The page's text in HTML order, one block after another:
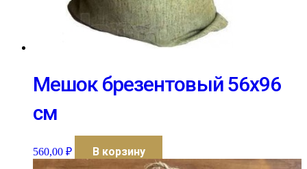
Мешок брезентовый 56х96
см
560,00 ₽ В корзину